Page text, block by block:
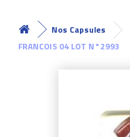
Nos Capsules
FRANCOIS 04 LOT N°2993